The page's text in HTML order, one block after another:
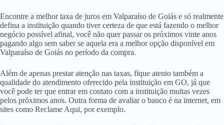
Encontre a melhor taxa de juros em Valparaíso de Goiás e só realmente
defina a instituição quando tiver certeza de que está fazendo o melhor
negócio possível afinal, você não quer passar os próximos vinte anos
pagando algo sem saber se aquela era a melhor opção disponível em
Valparaíso de Goiás no período da compra.
Além de apenas prestar atenção nas taxas, fique atento também a
qualidade do atendimento oferecido pela instituição em GO, já que
você pode ter que entrar em contato com a instituição muitas vezes
pelos próximos anos. Outra forma de avaliar o banco é na internet, em
sites como Reclame Aqui, por exemplo.